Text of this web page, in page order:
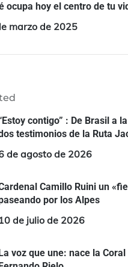
ocupa hoy el centro de tu
marzo de 2025
contigo” : De Brasil a
testimonios de la Ruta
de agosto de 2026
Camillo Ruini un
por los Alpes
10 de julio de 2026
voz que une: nace la Coral